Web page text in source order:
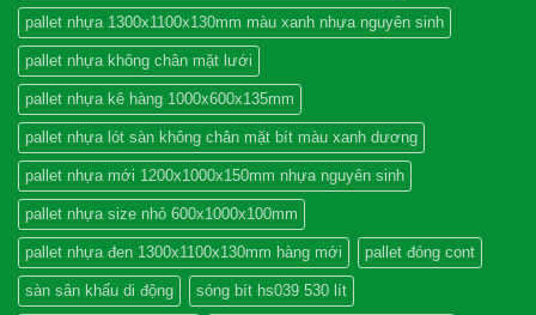
pallet nhựa 1300x1100x130mm màu xanh nhựa nguyên sinh
pallet nhựa không chân mặt lưới
pallet nhựa kê hàng 1000x600x135mm
pallet nhựa lót sàn không chân mặt bít màu xanh dương
pallet nhựa mới 1200x1000x150mm nhựa nguyên sinh
pallet nhựa size nhỏ 600x1000x100mm
pallet nhựa đen 1300x1100x130mm hàng mới pallet đóng cont
sàn sân khấu di động sóng bít hs039 530 lít